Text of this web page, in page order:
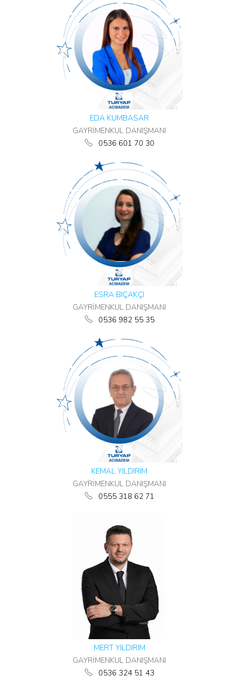
EDA KUMBASAR
GAYRİMENKUL DANIŞMANI
0536 601 70 30
ESRA BIÇAKÇI
GAYRİMENKUL DANIŞMANI
0536 982 55 35
KEMAL YILDIRIM
GAYRİMENKUL DANIŞMANI
0555 318 62 71
MERT YILDIRIM
GAYRİMENKUL DANIŞMANI
0536 324 51 43